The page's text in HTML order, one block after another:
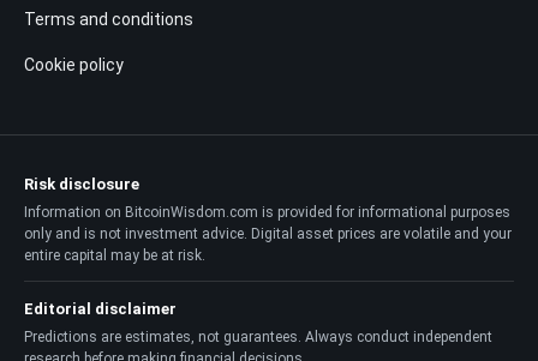
Terms and conditions
Cookie policy
Risk disclosure
Information on BitcoinWisdom.com is provided for informational purposes
only and is not investment advice. Digital asset prices are volatile and your
entire capital may be at risk.
Editorial disclaimer
Predictions are estimates, not guarantees. Always conduct independent